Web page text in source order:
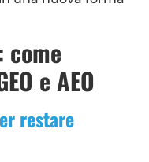
come
e AEO
restare